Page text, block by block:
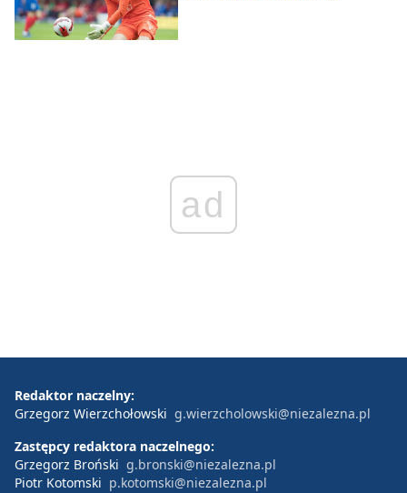
ad
Redaktor naczelny:
Grzegorz Wierzchołowski g.wierzcholowski@niezalezna.pl
Zastępcy redaktora naczelnego:
Grzegorz Broński g.bronski@niezalezna.pl
Piotr Kotomski p.kotomski@niezalezna.pl